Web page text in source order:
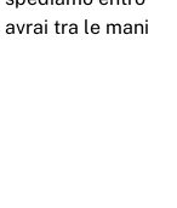
tra le mani